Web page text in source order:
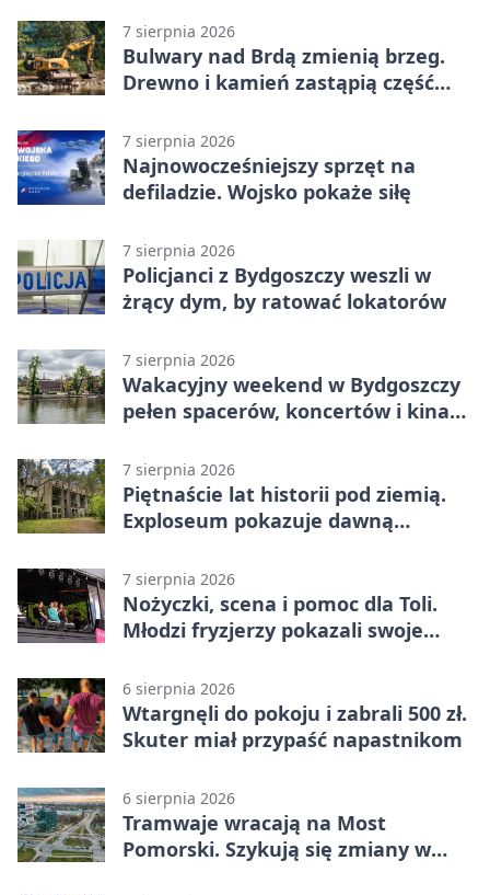
7 sierpnia 2026
Bulwary nad Brdą zmienią brzeg.
Drewno i kamień zastąpią część
7 sierpnia 2026
Najnowocześniejszy sprzęt na
defiladzie. Wojsko pokaże siłę
7 sierpnia 2026
Policjanci z Bydgoszczy weszli w
żrący dym, by ratować lokatorów
7 sierpnia 2026
Wakacyjny weekend w Bydgoszczy
pełen spacerów, koncertów i kina
7 sierpnia 2026
Piętnaście lat historii pod ziemią.
Exploseum pokazuje dawną
7 sierpnia 2026
Nożyczki, scena i pomoc dla Toli.
Młodzi fryzjerzy pokazali swoje
6 sierpnia 2026
Wtargnęli do pokoju i zabrali 500 zł.
Skuter miał przypaść napastnikom
6 sierpnia 2026
Tramwaje wracają na Most
Pomorski. Szykują się zmiany w